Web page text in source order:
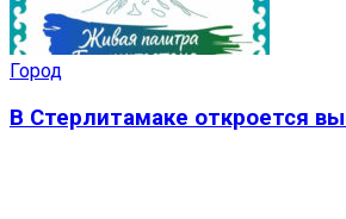
Город
В Стерлитамаке откроется